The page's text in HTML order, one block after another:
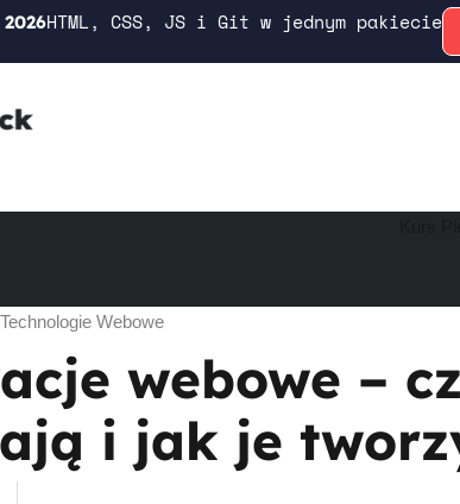
HTML, CSS, JS i Git w jednym pakiecie
Webowe
webowe –
i jak je